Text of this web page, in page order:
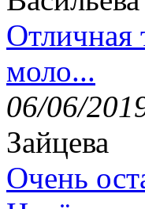
Отличная
моло...
06/06/
Зайцева
Очень